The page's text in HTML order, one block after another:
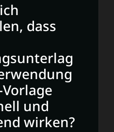
dass
und
wirken?